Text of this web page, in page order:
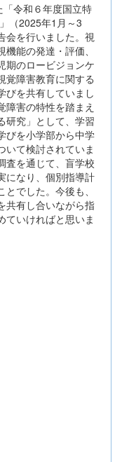
令和６年度国立特
（2025年1月～3
会を行いました。視
能の発達・評価、
期のロービジョンケ
覚障害教育に関する
びを共有していまし
障害の特性を踏まえ
研究」として、学習
びを小学部から中学
いて検討されていま
査を通じて、盲学校
になり、個別指導計
でした。今後も、
共有し合いながら指
ていければと思いま